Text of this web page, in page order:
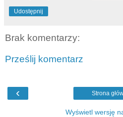
Udostępnij
Brak komentarzy:
Prześlij komentarz
‹ Strona
Wyświetl wersję